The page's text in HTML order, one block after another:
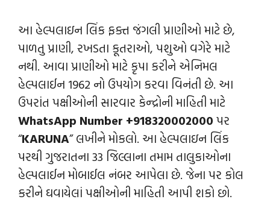
આ હેલ્પલાઇન લિંક ફક્ત જંગલી પ્રાણીઓ માટે છે,
પાળતુ પ્રાણી, રખડતા કૂતરાઓ, પશુઓ વગેરે માટે
નથી. આવા પ્રાણીઓ માટે કૃપા કરીને એનિમલ
હેલ્પલાઈન 1962 નો ઉપયોગ કરવા વિનંતી છે. આ
ઉપરાંત પક્ષીઓની સારવાર કેન્‍દ્રોની માહિતી માટે
WhatsApp Number +918320002000 પર
“KARUNA” લખીને મોકલો. આ હેલ્પલાઇન લિંક
પરથી ગુજરાતના 33 જિલ્લાના તમામ તાલુકાઓના
હેલ્પલાઈન મોબાઈલ નંબર આપેલા છે. જેના પર કોલ
કરીને ઘવાયેલાં પક્ષીઓની માહિતી આપી શકો છો.